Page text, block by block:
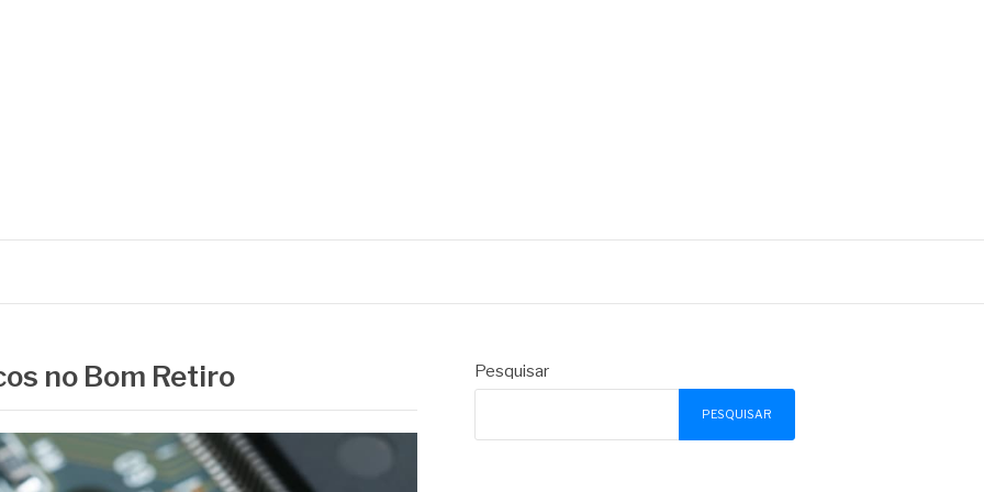
no Bom Retiro Pesquisar
PESQUISAR